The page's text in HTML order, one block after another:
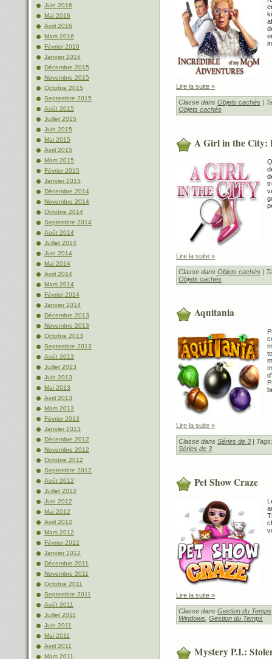
Juin 2016
Mai 2016
Avril 2016
Mars 2016
Février 2016
Janvier 2016
Décembre 2015
Novembre 2015
Octobre 2015
Septembre 2015
Août 2015
Juillet 2015
Juin 2015
Mai 2015
Avril 2015
Mars 2015
Février 2015
Janvier 2015
Décembre 2014
Novembre 2014
Octobre 2014
Septembre 2014
Août 2014
Juillet 2014
Juin 2014
Mai 2014
Avril 2014
Mars 2014
Février 2014
Janvier 2014
Décembre 2013
Novembre 2013
Octobre 2013
Septembre 2013
Août 2013
Juillet 2013
Juin 2013
Mai 2013
Avril 2013
Mars 2013
Février 2013
Janvier 2013
Décembre 2012
Novembre 2012
Octobre 2012
Septembre 2012
Août 2012
Juillet 2012
Juin 2012
Mai 2012
Avril 2012
Mars 2012
Février 2012
Janvier 2012
Décembre 2011
Novembre 2011
Octobre 2011
Septembre 2011
Août 2011
Juillet 2011
Juin 2011
Mai 2011
Avril 2011
Mars 2011
Lire la suite »
Classe dans Objets cachés |
Objets cachés
A Girl in the City:
Lire la suite »
Classe dans Objets cachés |
Objets cachés
Aquitania
Lire la suite »
Classe dans Séries de 3 |
Séries de 3
Pet Show Craze
Lire la suite »
Classe dans Gestion du Temps
Windows Gestion du Temps
Mystery P.I.: